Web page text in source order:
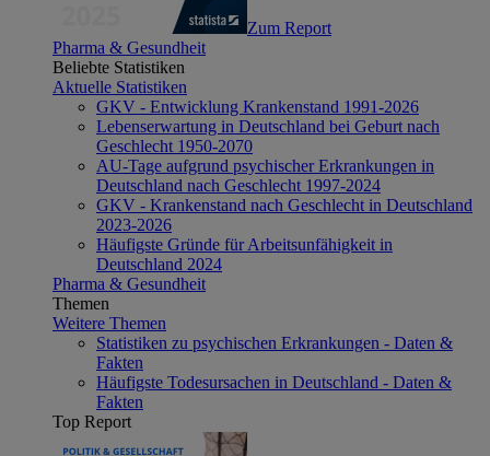
Zum Report
Pharma & Gesundheit
Beliebte Statistiken
Aktuelle Statistiken
GKV - Entwicklung Krankenstand 1991-2026
Lebenserwartung in Deutschland bei Geburt nach
Geschlecht 1950-2070
AU-Tage aufgrund psychischer Erkrankungen in
Deutschland nach Geschlecht 1997-2024
GKV - Krankenstand nach Geschlecht in Deutschland
2023-2026
Häufigste Gründe für Arbeitsunfähigkeit in
Deutschland 2024
Pharma & Gesundheit
Themen
Weitere Themen
Statistiken zu psychischen Erkrankungen - Daten &
Fakten
Häufigste Todesursachen in Deutschland - Daten &
Fakten
Top Report